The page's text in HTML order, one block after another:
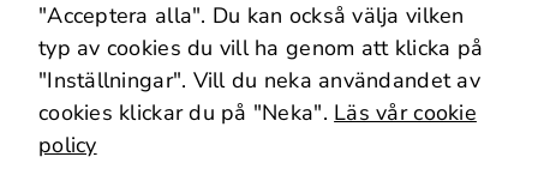
"Acceptera alla". Du kan också välja vilken
typ av cookies du vill ha genom att klicka på
"Inställningar". Vill du neka användandet av
cookies klickar du på "Neka". Läs vår cookie
policy
Nödvändiga